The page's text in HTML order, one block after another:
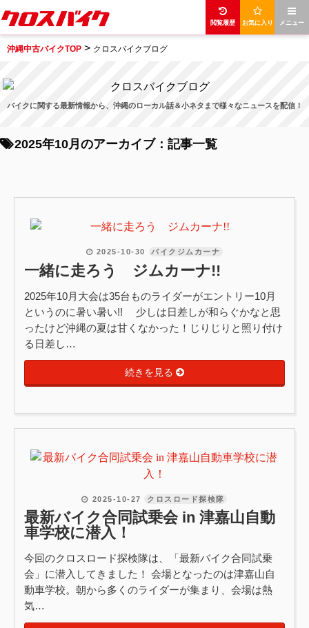
メニュー
お気に入り
閲覧履歴
沖縄中古バイクTOP > クロスバイクブログ
バイクに関する最新情報から、沖縄のローカル話＆小ネタまで様々なニュースを配信！
2025年10月のアーカイブ：記事一覧
2025-10-30 バイクジムカーナ
一緒に走ろう ジムカーナ!!
2025年10月大会は35台ものライダーがエントリー10月
というのに暑い暑い!! 少しは日差しが和らぐかなと思
ったけど沖縄の夏は甘くなかった！じりじりと照り付け
る日差し…
続きを見る
2025-10-27 クロスロード探検隊
最新バイク合同試乗会 in 津嘉山自動
車学校に潜入！
今回のクロスロード探検隊は、「最新バイク合同試乗
会」に潜入してきました！ 会場となったのは津嘉山自
動車学校。朝から多くのライダーが集まり、会場は熱
気…